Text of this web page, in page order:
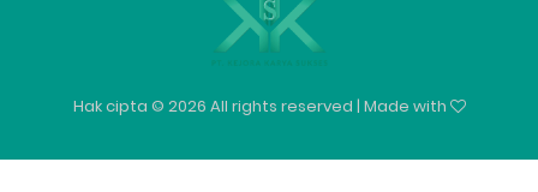
Hak cipta © 2026 All rights reserved | Made with